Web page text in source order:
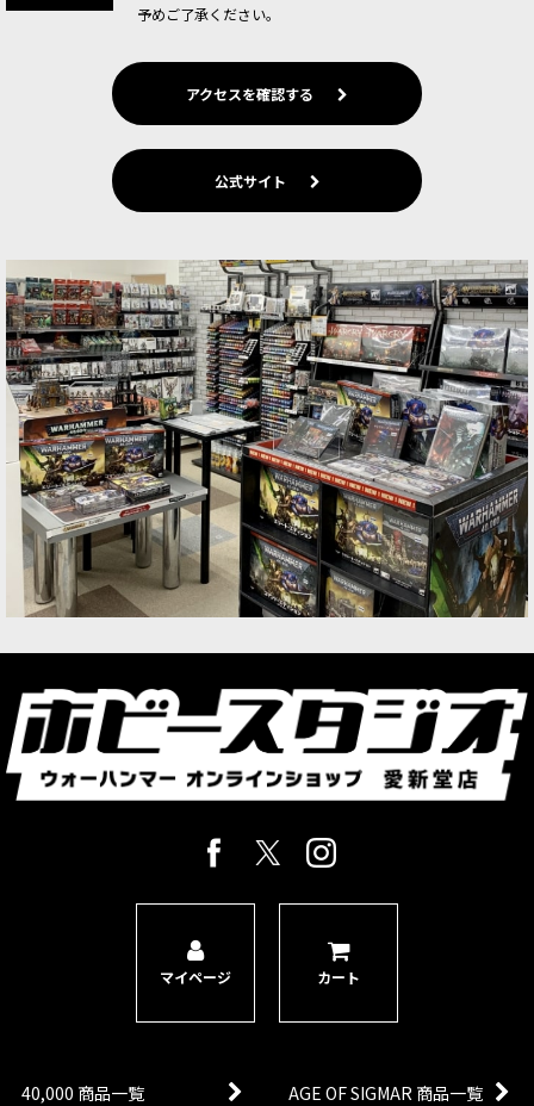
予めご了承ください。
アクセスを確認する
公式サイト
マイページ カート
40,000 商品一覧 AGE OF SIGMAR 商品一覧